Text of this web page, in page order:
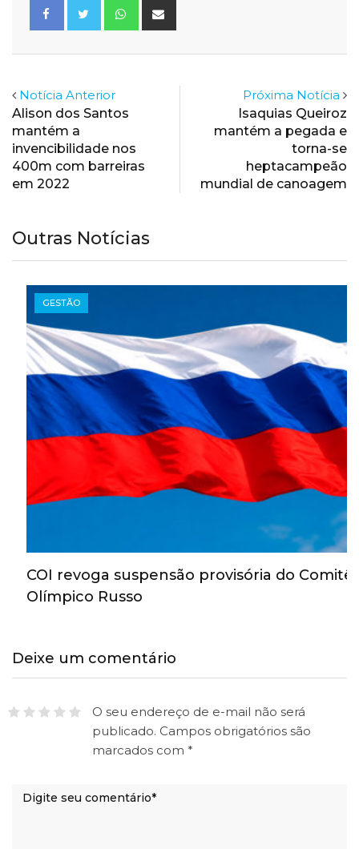
Whatsapp
Notícia Anterior
Alison dos Santos
mantém a
invencibilidade nos
400m com barreiras
em 2022
Próxima Notícia
Isaquias Queiroz
mantém a pegada e
torna-se
heptacampeão
mundial de canoagem
Outras Notícias
GESTÃO
COI revoga suspensão provisória do Comitê
Olímpico Russo
Deixe um comentário
O seu endereço de e-mail não será
publicado. Campos obrigatórios são
marcados com *